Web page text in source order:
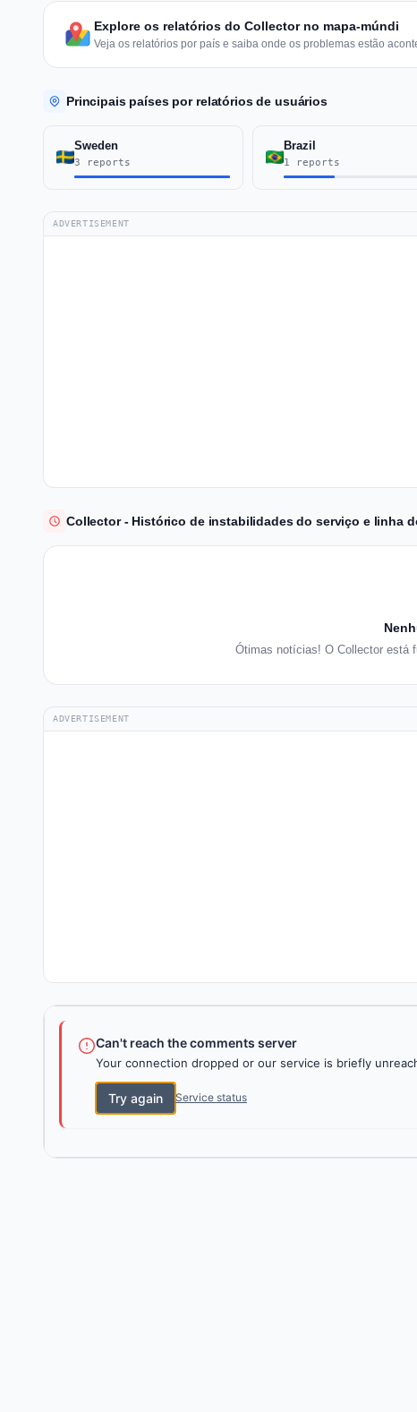
Explore os relatórios do Collector no mapa-múndi
Veja os relatórios por país e saiba onde os problemas estão
Principais países por relatórios de usuários
Sweden
3 reports
Brazil
1 reports
ADVERTISEMENT
Collector - Histórico de instabilidades do serviço e linha
Ótimas notícias! O Collector está
ADVERTISEMENT
Can't reach the comments server
Your connection dropped or our service is briefly
Try again Service status